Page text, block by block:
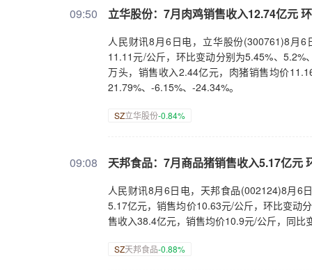
09:50 立华股份：7月肉鸡销售收入12.74亿元
人民财讯8月6日电，立华股份(300761)8月
11.11元/公斤，环比变动分别为5.45%、
万头，销售收入2.44亿元，肉猪销售均价
21.79%、-6.15%、-24.34%。
SZ立华股份-0.84%
09:08 天邦食品：7月商品猪销售收入5.17亿元
人民财讯8月6日电，天邦食品(002124)8月6
5.17亿元，销售均价10.63元/公斤，环比变动
售收入38.4亿元，销售均价10.9元/公斤，同
SZ天邦食品-0.88%